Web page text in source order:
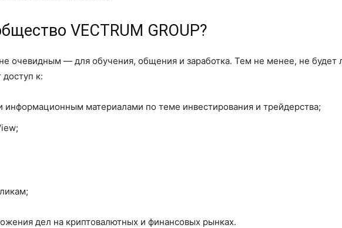
VECTRUM GROUP?
очевидным — для обучения, общения и заработка. Тем не менее, не будет
к:
информационным материалами по теме инвестирования и трейдерства;
дел на криптовалютных и финансовых рынках.